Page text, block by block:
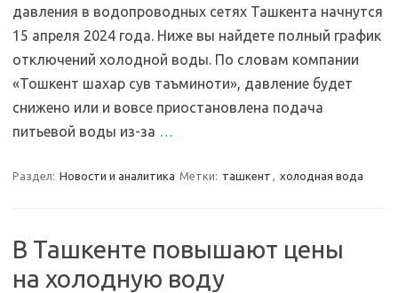
давления в водопроводных сетях Ташкента начнутся
15 апреля 2024 года. Ниже вы найдете полный график
отключений холодной воды. По словам компании
«Тошкент шахар сув таъминоти», давление будет
снижено или и вовсе приостановлена подача
питьевой воды из-за …
Раздел: Новости и аналитика Метки: ташкент , холодная вода
В Ташкенте повышают цены
на холодную воду